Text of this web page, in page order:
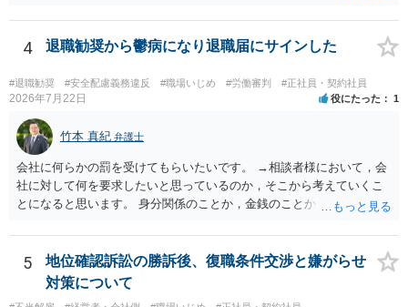
が・・・）。極めて専門的な話ですので、詳細もしくは対応を最寄り
4 退職勧奨から鬱病になり退職届にサインした
#退職勧奨 #安全配慮義務違反 #職場いじめ #労働審判 #正社員・契約社員
2026年7月22日 役にたった 1
竹本 真紀 弁護士
会社に何らかの罰を受けてもらいたいです。 →相談者様において，会
社に対して何を要求したいと思っているのか，そこから考えていくこ
とになると思います。 身分関係のことか，金銭のことか，会社自体に
わからない，そういう状態なのであれば，その点を検討していくこと
から始めるのがよいと思います。
5
地位確認訴訟の勝訴後、復職条件交渉と嫌がらせ
対策について